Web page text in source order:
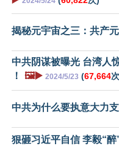
揭秘元宇宙之三：共产
中共阴谋被曝光 台湾人
！
🖼️▶️ 2024/5/23 (67,664
中共为什么要执意大力
狠砸习近平自信 李毅“